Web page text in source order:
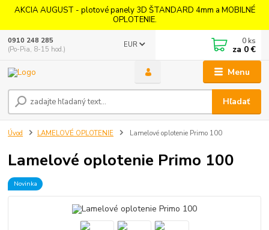
AKCIA AUGUST - plotové panely 3D ŠTANDARD 4mm a MOBILNÉ
OPLOTENIE.
Menu
EUR
Hľadať
0910 248 285
(Po-Pia, 8-15 hod.)
0 ks
za 0 €
Úvod LAMELOVÉ OPLOTENIE Lamelové oplotenie Primo 100
Lamelové oplotenie Primo 100
Novinka